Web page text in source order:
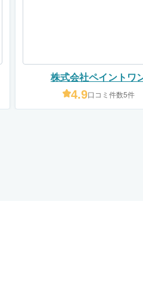
株式会社ペイントワ
4.9口コミ件数5件